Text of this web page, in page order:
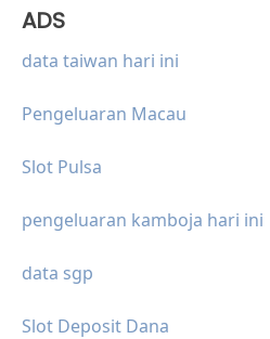
ADS
data taiwan hari ini
Pengeluaran Macau
Slot Pulsa
pengeluaran kamboja hari ini
data sgp
Slot Deposit Dana